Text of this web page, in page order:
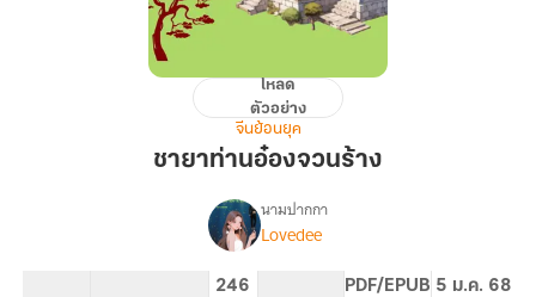
ชายา
อ๋อง
โหลด
ตัวอย่าง
จีนย้อนยุค
ชายาท่านอ๋องจวนร้าง
เรื่อง
นามปากกา
Lovedee
246 PDF/EPUB 5 ม.ค. 68